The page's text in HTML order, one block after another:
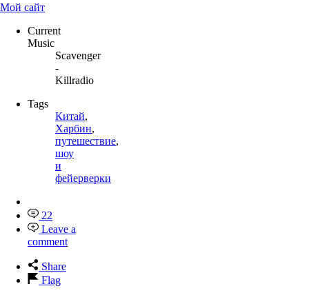
Мой сайт
Current
Music
Scavenger
-
Killradio
Tags
Китай,
Харбин,
путешествие,
шоу
и
фейерверки
22
Leave a
comment
Share
Flag